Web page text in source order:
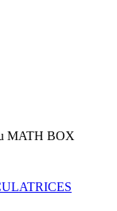
MATH BOX